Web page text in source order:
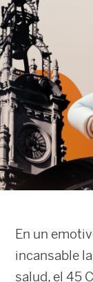
En un
incansable
salud, el 45